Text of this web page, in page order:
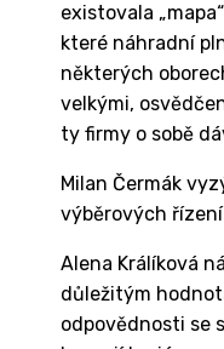
existovala
které náhradní
některých
velkými,
ty firmy o sobě
Milan Čermák
výběrových
Alena Králíková
důležitým
odpovědnosti se